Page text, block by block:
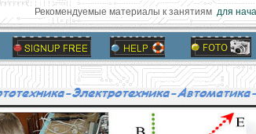
Рекомендуемые материалы к занятиямдля